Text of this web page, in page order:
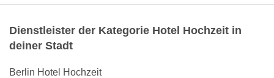
Dienstleister der Kategorie Hotel Hochzeit in
deiner Stadt
Berlin Hotel Hochzeit